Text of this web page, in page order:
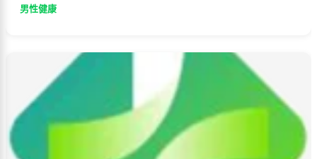
男性健康